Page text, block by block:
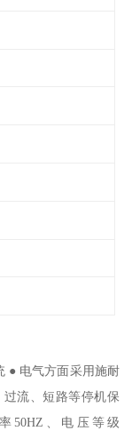
● 电气方面采用施耐
流、短路等停机保
50HZ、电压等级